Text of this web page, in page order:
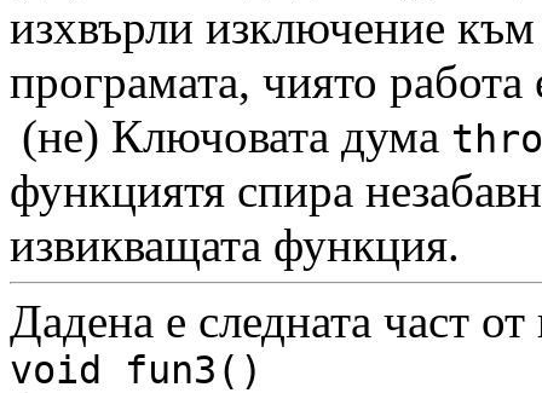
изхвърли изключение към
програмата, чиято
(не) Ключовата дума
функциятя спира
извикващата функция.
Дадена е следната част
void fun3()